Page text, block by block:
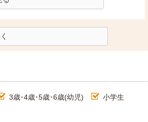
3歳･4歳･5歳･6歳(幼児)
小学生